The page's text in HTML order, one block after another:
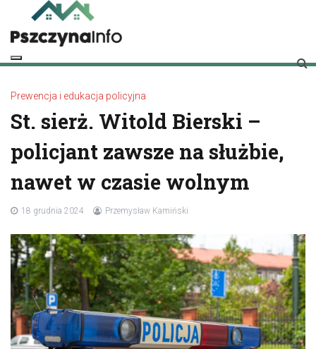
content
pszczynainfo.pl
Twoje źródło informacji o Pszczynie
Prewencja i edukacja policyjna
St. sierż. Witold Bierski –
policjant zawsze na służbie,
nawet w czasie wolnym
18 grudnia 2024 Przemysław Kamiński